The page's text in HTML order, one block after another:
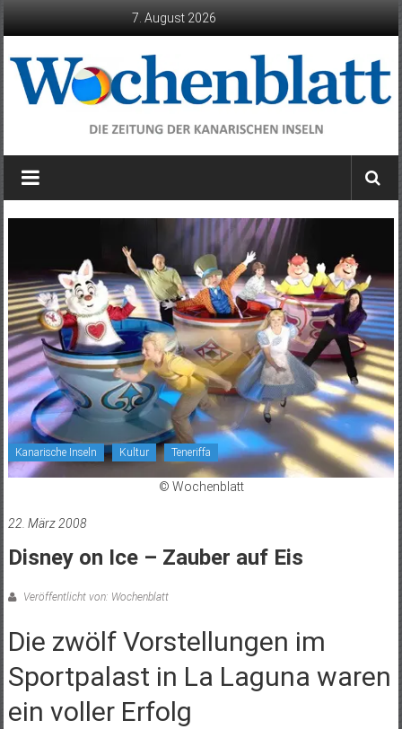
7. August 2026
Wochenblatt
die
Kanarische Inseln Kultur Teneriffa
© Wochenblatt
22. März 2008
Disney on Ice – Zauber auf Eis
Veröffentlicht von: Wochenblatt
Die zwölf Vorstellungen im
Sportpalast in La Laguna waren
ein voller Erfolg